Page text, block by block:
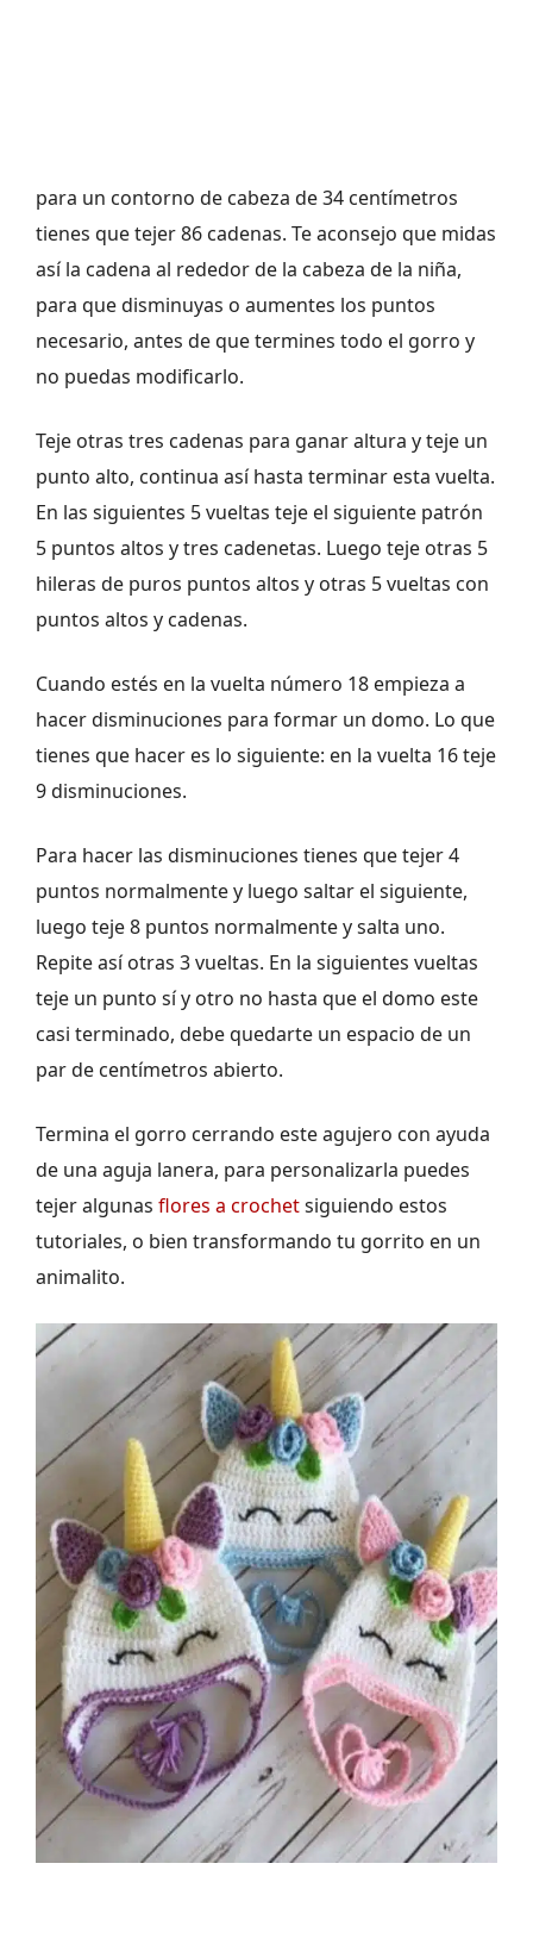
para un contorno de cabeza de 34 centímetros
tienes que tejer 86 cadenas. Te aconsejo que midas
así la cadena al rededor de la cabeza de la niña,
para que disminuyas o aumentes los puntos
necesario, antes de que termines todo el gorro y
no puedas modificarlo.
Teje otras tres cadenas para ganar altura y teje un
punto alto, continua así hasta terminar esta vuelta.
En las siguientes 5 vueltas teje el siguiente patrón
5 puntos altos y tres cadenetas. Luego teje otras 5
hileras de puros puntos altos y otras 5 vueltas con
puntos altos y cadenas.
Cuando estés en la vuelta número 18 empieza a
hacer disminuciones para formar un domo. Lo que
tienes que hacer es lo siguiente: en la vuelta 16 teje
9 disminuciones.
Para hacer las disminuciones tienes que tejer 4
puntos normalmente y luego saltar el siguiente,
luego teje 8 puntos normalmente y salta uno.
Repite así otras 3 vueltas. En la siguientes vueltas
teje un punto sí y otro no hasta que el domo este
casi terminado, debe quedarte un espacio de un
par de centímetros abierto.
Termina el gorro cerrando este agujero con ayuda
de una aguja lanera, para personalizarla puedes
tejer algunas flores a crochetsiguiendo estos
tutoriales, o bien transformando tu gorrito en un
animalito.